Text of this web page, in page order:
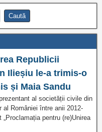
Republicii
Ilieșiu le-a trimis-o
și Maia Sandu
al societății civile din
al României între anii 2012-
pentru (re)Unirea